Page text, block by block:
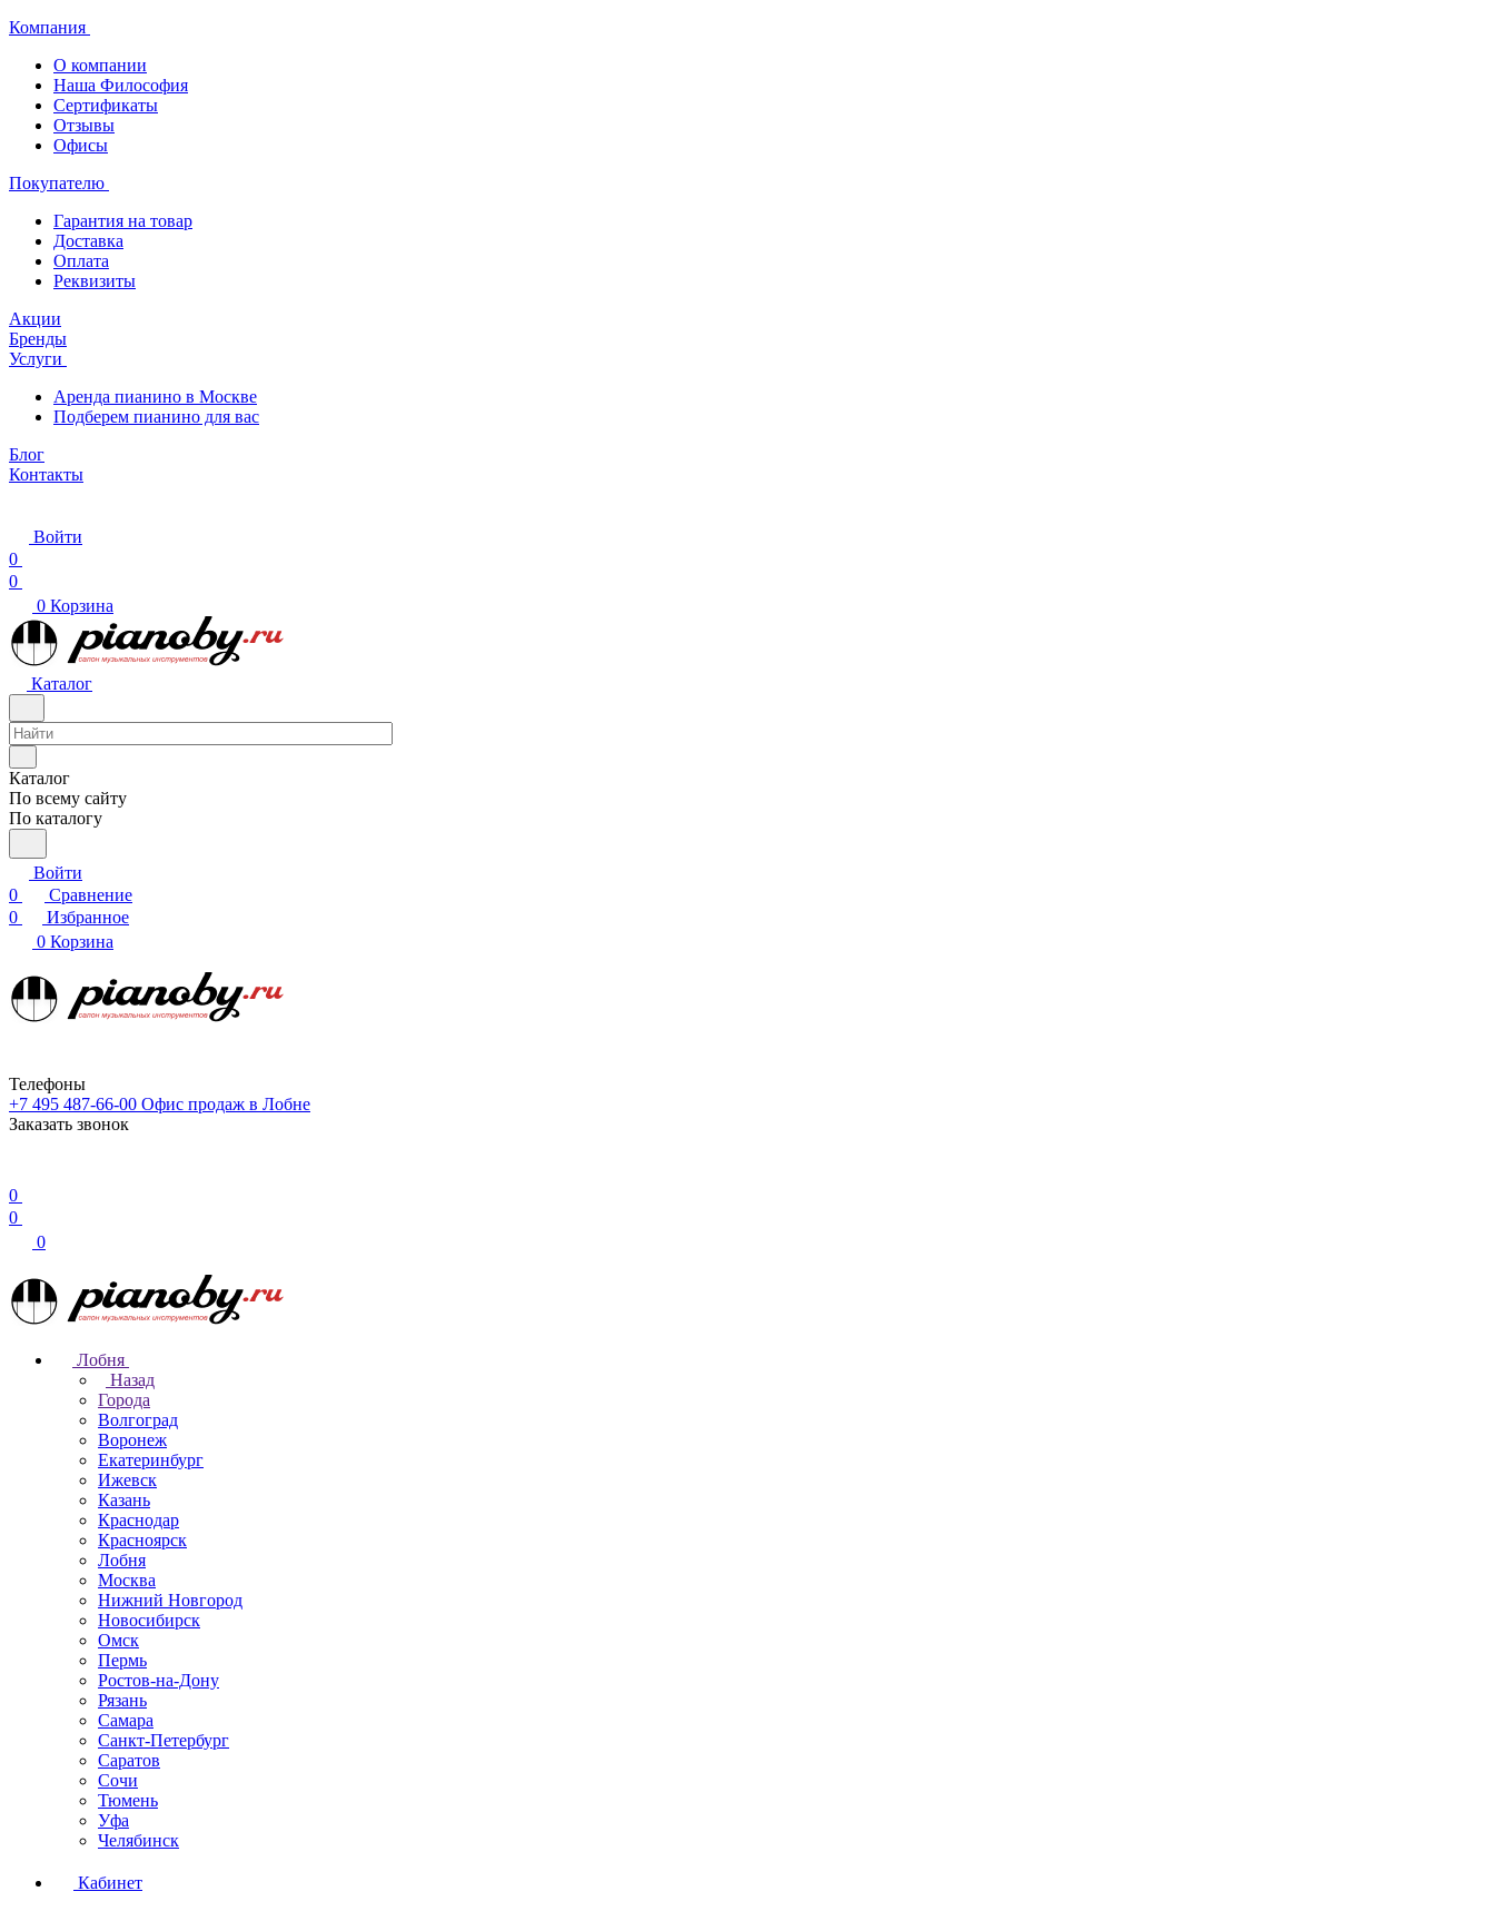
Компания
О компании
Наша Философия
Сертификаты
Отзывы
Офисы
Покупателю
Гарантия на товар
Доставка
Оплата
Реквизиты
Акции
Бренды
Услуги
Аренда пианино в Москве
Подберем пианино для вас
Блог
Контакты
Войти
0
0
0 Корзина
Каталог
Каталог
По всему сайту
По каталогу
Войти
0
Сравнение
0
Избранное
0 Корзина
Телефоны
+7 495 487-66-00 Офис продаж в Лобне
Заказать звонок
0
0
0
Лобня
Назад
Города
Волгоград
Воронеж
Екатеринбург
Ижевск
Казань
Краснодар
Красноярск
Лобня
Москва
Нижний Новгород
Новосибирск
Омск
Пермь
Ростов-на-Дону
Рязань
Самара
Санкт-Петербург
Саратов
Сочи
Тюмень
Уфа
Челябинск
Кабинет